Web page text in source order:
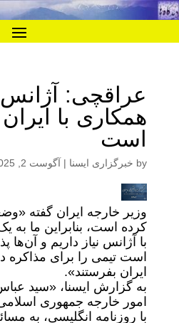
عراقچی:
همکاری با ایران
است
by خبرگزاری ایسنا | آگوست 2, 2025 5:23 ب.ظ
وزیر خارجه ایران گفته
کرده است، بنابراین ما به
با آژانس نیاز داریم و آن‌ها
است تیمی را برای مذاکره
ایران بفرستند».
به گزارش ایسنا، «سید
امور خارجه جمهوری
با روزنامه انگلیسی، به